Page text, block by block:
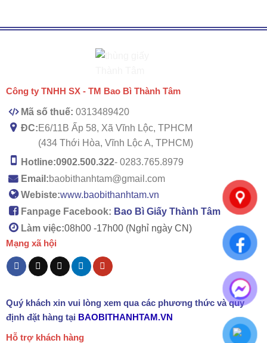
Công ty TNHH SX - TM Bao Bì Thành Tâm
Mã số thuế: 0313489420
ĐC:E6/11B Ấp 58, Xã Vĩnh Lộc, TPHCM
(434 Thới Hòa, Vĩnh Lộc A, TPHCM)
Hotline:0902.500.322- 0283.765.8979
Email:baobithanhtam@gmail.com
Webiste:www.baobithanhtam.vn
Fanpage Facebook: Bao Bì Giấy Thành Tâm
Làm việc:08h00 -17h00 (Nghỉ ngày CN)
Mạng xã hội
Quý khách xin vui lòng xem qua các phương thức và quy
định đặt hàng tại BAOBITHANHTAM.VN
Hỗ trợ khách hàng